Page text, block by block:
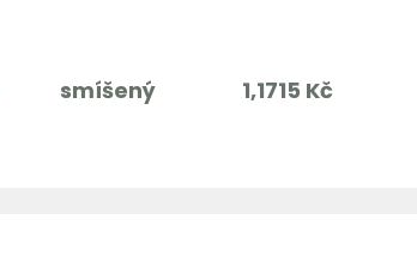
smíšený 1,1715 Kč